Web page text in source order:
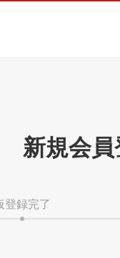
新規会
登録完了